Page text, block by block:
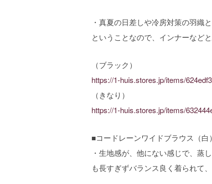
・真夏の日差しや冷房対策の羽織
ということなので、インナーなど
（ブラック）
https://1-huis.stores.jp/items/
（きなり）
https://1-huis.stores.jp/items/
■コードレーンワイドブラウス（
・生地感が、他にない感じで、蒸
も長すぎずバランス良く着られて